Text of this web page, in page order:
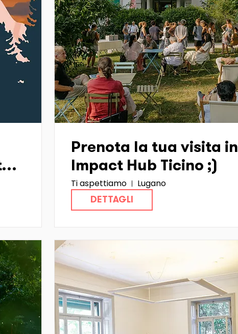
Prenota la tua visita in
Impact Hub Ticino ;)
Ti aspettiamo Lugano
DETTAGLI